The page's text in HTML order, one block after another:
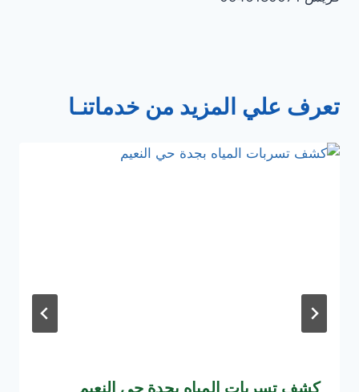
تعرف علي المزيد من خدماتنـا
كشف تسربات المياه بجدة حي النعيم